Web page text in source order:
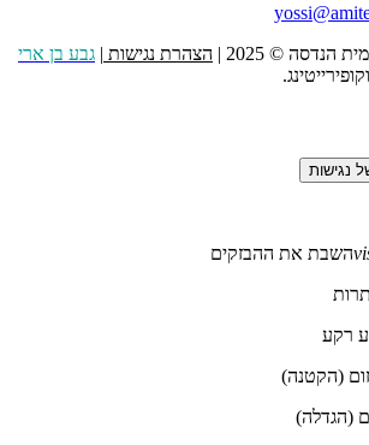
הנדסה © 2025 |
הצהרת נגישות | גבע בן ארי
נגישות
השבת את ההבזקים
רקע
זום (הקטנה)
(הגדלה)